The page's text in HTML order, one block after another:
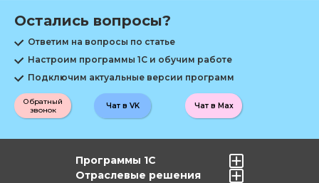
Остались вопросы?
Ответим на вопросы по статье
Настроим программы 1С и обучим работе
Подключим актуальные версии программ
Обратный
звонок
Чат в Max
Чат в VK
Программы 1С
Отраслевые решения